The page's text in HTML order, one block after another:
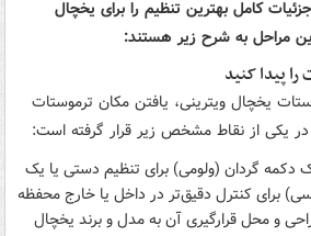
کامل بهترین تنظیم را برای یخچال
مراحل به شرح زیر هستند:
پیدا کنید
یخچال ویترینی، یافتن مکان ترموستات
یکی از نقاط مشخص زیر قرار گرفته است:
دکمه گردان (ولومی) برای تنظیم دستی یا یک
برای کنترل دقیق‌تر در داخل یا خارج محفظه
و محل قرارگیری آن به مدل و برند یخچال